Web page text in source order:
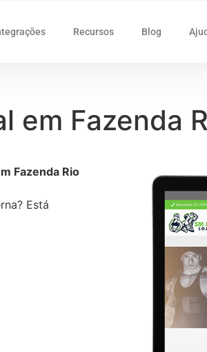
Recursos Blog
em Fazenda
Fazenda Rio
Está